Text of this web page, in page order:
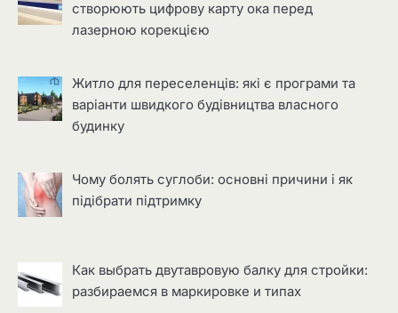
створюють цифрову карту ока перед
лазерною корекцією
Житло для переселенців: які є програми та
варіанти швидкого будівництва власного
будинку
Чому болять суглоби: основні причини і як
підібрати підтримку
Как выбрать двутавровую балку для стройки:
разбираемся в маркировке и типах